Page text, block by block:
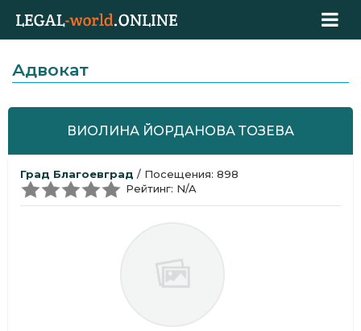
Адвокат
ВИОЛИНА ЙОРДАНОВА ТОЗЕВА
Град Благоевград / Посещения: 898
Рейтинг: N/A